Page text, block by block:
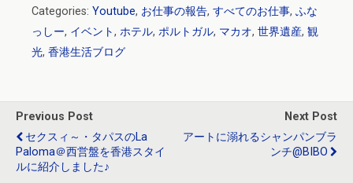
ce
b
o
k
e
n
tt
er
e
ke
Categories: Youtube, お仕事の報告, すべてのお仕事, ふな
っしー, イベント, ホテル, ポルトガル, マカオ, 世界遺産, 観
光, 香港生活ブログ
Previous Post
セクスィ～・タパスのLa
Paloma＠西営盤を香港スタイ
ルに紹介しました♪
Next Post
アートに溺れるシャンパンブラ
ンチ@BIBO